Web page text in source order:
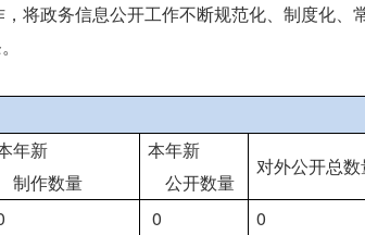
将政务信息公开工作不断规范化、制度化、
年新
制作数量
本年新
公开数量
对外公开总数
0
0